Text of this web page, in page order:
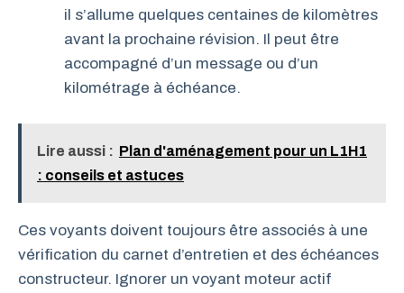
il s’allume quelques centaines de kilomètres
avant la prochaine révision. Il peut être
accompagné d’un message ou d’un
kilométrage à échéance.
Lire aussi : Plan d'aménagement pour un L1H1
: conseils et astuces
Ces voyants doivent toujours être associés à une
vérification du carnet d’entretien et des échéances
constructeur. Ignorer un voyant moteur actif